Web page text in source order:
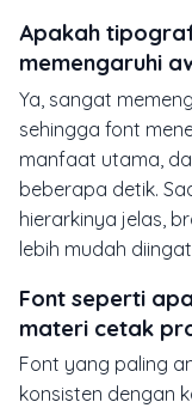
Apakah
memengaruhi
Ya, sangat
sehingga font
manfaat utama,
beberapa detik.
hierarkinya jelas,
lebih mudah
Font seperti
materi cetak
Font yang paling
konsisten dengan